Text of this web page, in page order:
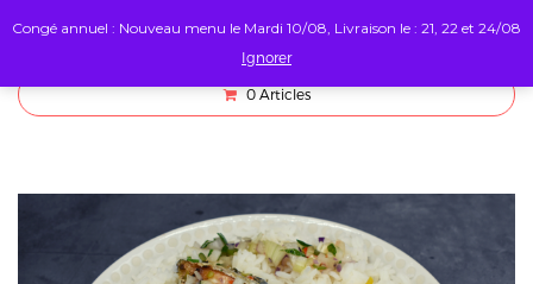
0 Articles
Congé annuel : Nouveau menu le Mardi 10/08, Livraison le : 21, 22 et 24/08
Ignorer